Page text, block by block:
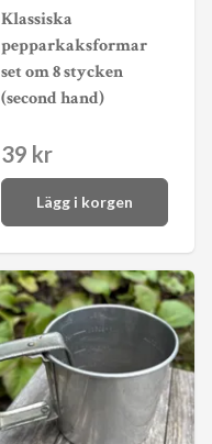
Klassiska
pepparkaksformar
set om 8 stycken
(second hand)
39 kr
Lägg i korgen